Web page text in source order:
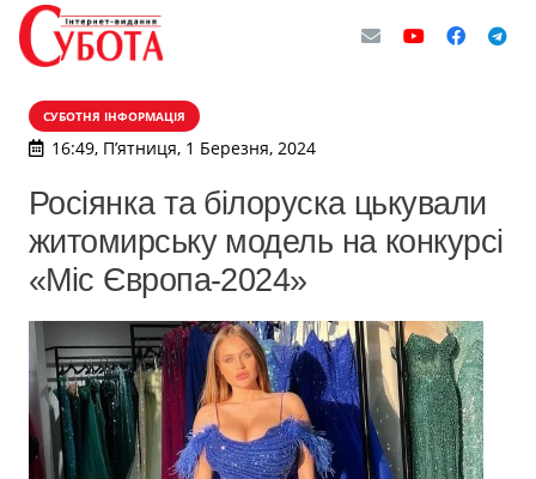
СУБОТНЯ ІНФОРМАЦІЯ
16:49, П’ятниця, 1 Березня, 2024
Росіянка та білоруска цькували
житомирську модель на конкурсі
«Міс Європа-2024»